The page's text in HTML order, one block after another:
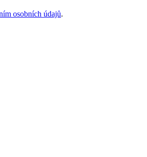
osobních údajů.